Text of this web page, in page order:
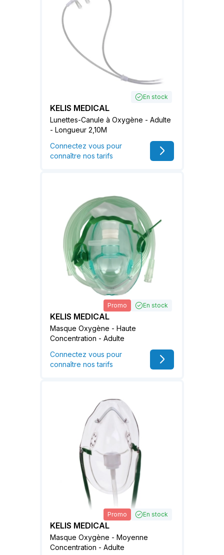
En stock
KELIS MEDICAL
Lunettes-Canule à Oxygène - Adulte
- Longueur 2,10M
Connectez vous pour
connaître nos tarifs
Promo En stock
KELIS MEDICAL
Masque Oxygène - Haute
Concentration - Adulte
Connectez vous pour
connaître nos tarifs
Promo En stock
KELIS MEDICAL
Masque Oxygène - Moyenne
Concentration - Adulte